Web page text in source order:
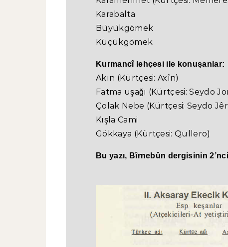
Karabalta
Büyükgömek
Küçükgömek
Kurmancî lehçesi ile konuşanlar:
Akın (Kürtçesi: Axîn)
Fatma uşağı (Kürtçesi: Seydo
Çolak Nebe (Kürtçesi: Seydo
Kışla Cami
Gökkaya (Kürtçesi: Qullero)
Bu yazı, Bîrnebûn dergisinin 2’nci